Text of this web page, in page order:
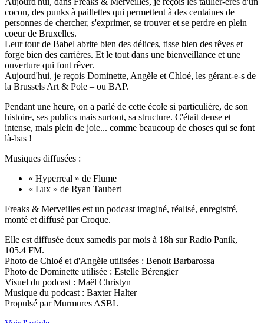
cocon, des punks à paillettes qui permettent à des centaines de
personnes de chercher, s'exprimer, se trouver et se perdre en plein
coeur de Bruxelles.
Leur tour de Babel abrite bien des délices, tisse bien des rêves et
forge bien des carrières. Et le tout dans une bienveillance et une
ouverture qui font rêver.
Aujourd'hui, je reçois Dominette, Angèle et Chloé, les gérant-e-s de
la Brussels Art & Pole – ou BAP.
Pendant une heure, on a parlé de cette école si particulière, de son
histoire, ses publics mais surtout, sa structure. C'était dense et
intense, mais plein de joie... comme beaucoup de choses qui se font
là-bas !
Musiques diffusées :
« Hyperreal » de Flume
« Lux » de Ryan Taubert
Freaks & Merveilles est un podcast imaginé, réalisé, enregistré,
monté et diffusé par Croque.
Elle est diffusée deux samedis par mois à 18h sur Radio Panik,
105.4 FM.
Photo de Chloé et d'Angèle utilisées : Benoit Barbarossa
Photo de Dominette utilisée : Estelle Bérengier
Visuel du podcast : Maël Christyn
Musique du podcast : Baxter Halter
Propulsé par Murmures ASBL